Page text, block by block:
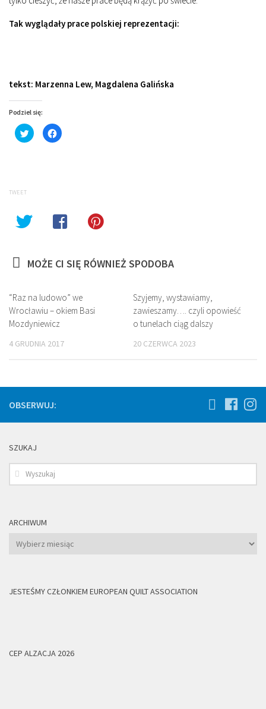
Tak wyglądały prace polskiej reprezentacji:
tekst: Marzenna Lew, Magdalena Galińska
Podziel się:
Click
to
share
Click
to
TWEET
MOŻE CI SIĘ RÓWNIEŻ SPODOBA
“Raz na ludowo” we
Wrocławiu – okiem Basi
Mozdyniewicz
4 GRUDNIA 2017
Szyjemy, wystawiamy,
zawieszamy…. czyli opowieść
o tunelach ciąg dalszy
20 CZERWCA 2023
OBSERWUJ:
SZUKAJ
ARCHIWUM
Archiwum
JESTEŚMY CZŁONKIEM EUROPEAN QUILT ASSOCIATION
CEP ALZACJA 2026